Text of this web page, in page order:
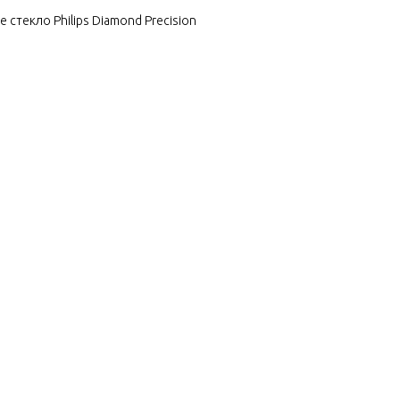
стекло Philips Diamond Precision